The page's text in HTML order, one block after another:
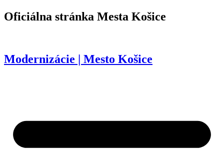
Preskočiť
na
Oficiálna stránka Mesta Košice
Modernizácie | Mesto Košice